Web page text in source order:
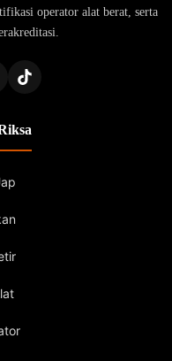
operator alat berat, serta